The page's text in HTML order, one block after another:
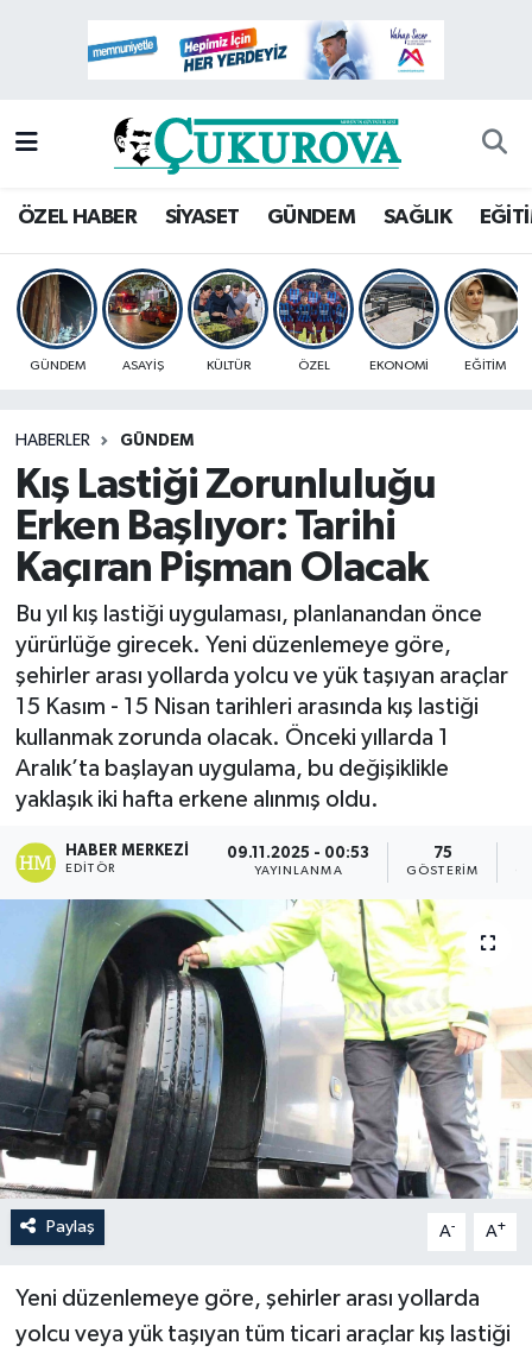
ÖZEL HABER SİYASET GÜNDEM SAĞLIK
GÜNDEM ASAYİŞ KÜLTÜR ÖZEL EKONOMİ EĞİTİM
HABERLER GÜNDEM
Kış Lastiği Zorunluluğu
Erken Başlıyor: Tarihi
Kaçıran Pişman Olacak
Bu yıl kış lastiği uygulaması, planlanandan önce
yürürlüğe girecek. Yeni düzenlemeye göre,
şehirler arası yollarda yolcu ve yük taşıyan araçlar
15 Kasım - 15 Nisan tarihleri arasında kış lastiği
kullanmak zorunda olacak. Önceki yıllarda 1
Aralık’ta başlayan uygulama, bu değişiklikle
yaklaşık iki hafta erkene alınmış oldu.
HABER MERKEZI
EDITÖR
09.11.2025 - 00:53
YAYINLANMA
75
GÖSTERIM
Paylaş A- A+
Yeni düzenlemeye göre, şehirler arası yollarda
yolcu veya yük taşıyan tüm ticari araçlar kış lastiği
Mersin Hava Durumu
Mersin Namaz Vakitleri
Mersin Trafik Yoğunluk Haritası
Süper Lig Puan Durumu ve Fikstür
Haber Arşivi